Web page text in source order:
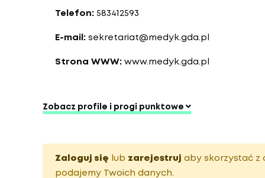
Telefon: 583412593
E-mail: sekretariat@medyk.gda.pl
Strona WWW: www.medyk.gda.pl
Zobacz profile i progi punktowe
Zaloguj się lub zarejestruj aby skorzystać z
podajemy Twoich danych.